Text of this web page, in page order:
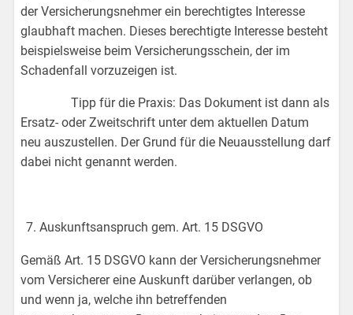
der Versicherungsnehmer ein berechtigtes Interesse
glaubhaft machen. Dieses berechtigte Interesse besteht
beispielsweise beim Versicherungsschein, der im
Schadenfall vorzuzeigen ist.
Tipp für die Praxis: Das Dokument ist dann als
Ersatz- oder Zweitschrift unter dem aktuellen Datum
neu auszustellen. Der Grund für die Neuausstellung darf
dabei nicht genannt werden.
Auskunftsanspruch gem. Art. 15 DSGVO
Gemäß Art. 15 DSGVO kann der Versicherungsnehmer
vom Versicherer eine Auskunft darüber verlangen, ob
und wenn ja, welche ihn betreffenden